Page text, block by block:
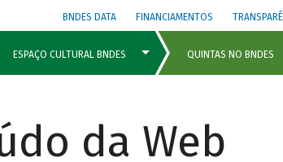
BNDES DATA FINANCIAMENTOS
da Web